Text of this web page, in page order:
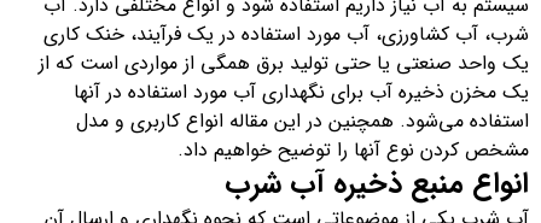
شرب، آب کشاورزی، آب مورد استفاده در یک فرآیند، خنک کاری
یک واحد صنعتی یا حتی تولید برق همگی از مواردی است که از
یک مخزن ذخیره آب برای نگهداری آب مورد استفاده در آنها
استفاده می‌شود. همچنین در این مقاله انواع کاربری و مدل
مشخص کردن نوع آنها را توضیح خواهیم داد.
انواع منبع ذخیره آب شرب